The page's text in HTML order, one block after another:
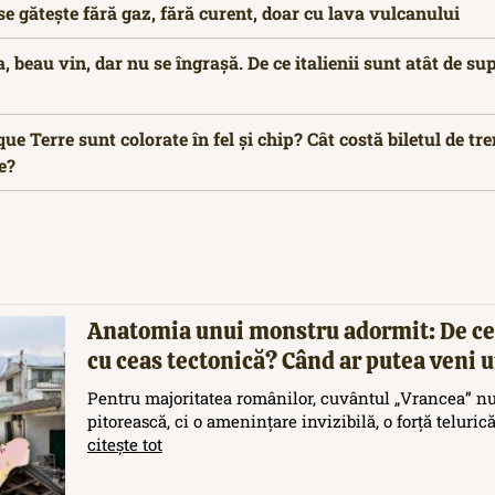
gătește fără gaz, fără curent, doar cu lava vulcanului
beau vin, dar nu se îngrașă. De ce italienii sunt atât de
Terre sunt colorate în fel și chip? Cât costă biletul de
Anatomia unui monstru adormit: De
cu ceas tectonică? Când ar putea
Pentru majoritatea românilor, cuvântul „Vrancea”
pitorească, ci o amenințare invizibilă, o forță
citește tot